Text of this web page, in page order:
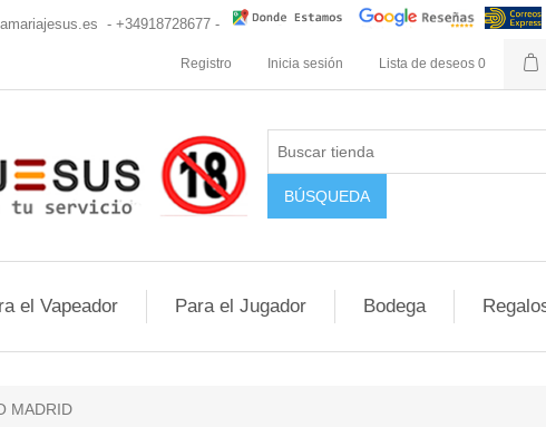
- +34918728677 -
Registro Inicia sesión Lista de deseos 0
el Vapeador Para el Jugador Bodega
MADRID